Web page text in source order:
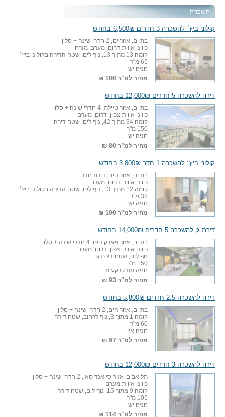
השכרה
קולוני ביץ׳ להשכרה 3 חדרים 6,500₪ בחודש
בת ים, אזור ים, 2 חדרי שינה + סלון
כיווני אוויר: דרום, מערב, מזרח
קומה 13 מתוך 13, נוף לים, שטח הדירה בקולוני ביץ׳
65 מ"ר
חניה יש
מחיר למ"ר 100 ₪
דירה להשכרה 5 חדרים 12,000₪ בחודש
בת ים, אזור טיילת, 4 חדרי שינה + סלון
כיווני אוויר: צפון, דרום, מערב
קומה 34 מתוך 42, נוף לים, שטח דירה
150 מ"ר
חניה יש
מחיר למ"ר 80 ₪
קולוני ביץ׳ להשכרה 1 חדר 3,800₪ בחודש
בת ים, אזור הים, דירת חדר
כיווני אוויר: דרום, מערב
קומה 12 מתוך 13, נוף לים, שטח הדירה בקולוני ביץ׳
38 מ"ר
חניה יש
מחיר למ"ר 100 ₪
דירת גן להשכרה 5 חדרים 14,000₪ בחודש
בת ים, אזור פארק הים, 4 חדרי שינה + סלון
כיווני אוויר: צפון, דרום, מערב
נוף לים, שטח דירת גן
150 מ"ר
חניה תת קרקעית
מחיר למ"ר 93 ₪
דירה להשכרה 2.5 חדרים 5,800₪ בחודש
בת ים, אזור הים, 2 חדרי שינה + סלון
קומה 1 מתוך 3, נוף לרחוב, שטח דירה
60 מ"ר
חניה אין
מחיר למ"ר 97 ₪
דירה להשכרה 3 חדרים 12,000₪ בחודש
תל אביב, אזור סי אנד סאן, 2 חדרי שינה + סלון
כיווני אוויר: מערב
קומה 9 מתוך 15, נוף לים, שטח דירה
105 מ"ר
חניה יש
מחיר למ"ר 114 ₪